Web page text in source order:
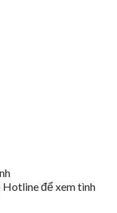
Hotline để xem tình